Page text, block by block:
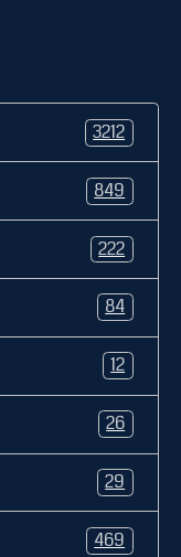
3212
849
222
84
12
26
29
469